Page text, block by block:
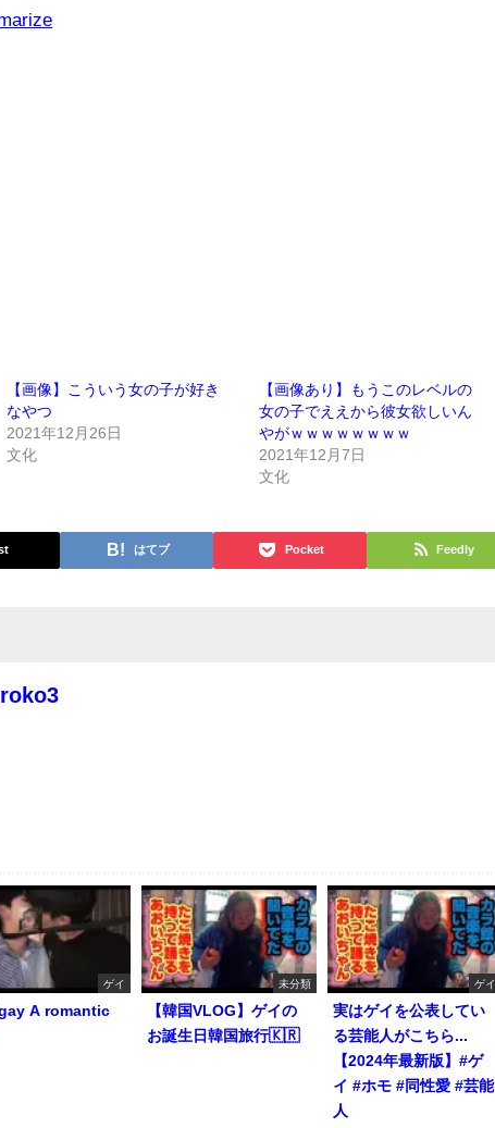
【画像】こういう女の子が好き
なやつ
2021年12月26日
文化
【画像あり】もうこのレベルの
女の子でええから彼女欲しいん
やがｗｗｗｗｗｗｗｗ
2021年12月7日
文化
はてブ Pocket Feedly
ゲイ
A romantic
未分類
【韓国VLOG】ゲイの
お誕生日韓国旅行🇰🇷
ゲイ
実はゲイを公表してい
る芸能人がこちら...
【2024年最新版】#ゲ
イ #ホモ #同性愛 #芸能
人